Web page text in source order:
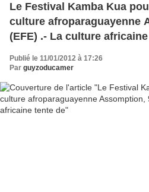
Le Festival Kamba Kua
culture afroparaguayenne
(EFE) .- La culture
Publié le 11/01/2012 à 17:26
Par guyzoducamer